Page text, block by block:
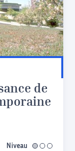
de
Niveau facile